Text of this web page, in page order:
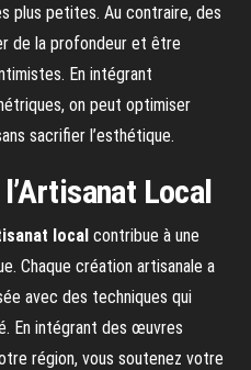
plus petites. Au contraire, des
de la profondeur et être
En intégrant
on peut optimiser
sacrifier l’esthétique.
Local
local contribue à une
Chaque création artisanale a
avec des techniques qui
En intégrant des œuvres
région, vous soutenez votre